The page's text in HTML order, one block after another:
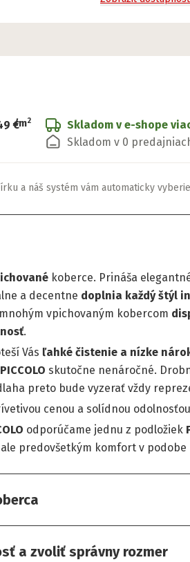
€
/m2 Skladom v e-shope
Skladom v 0
a náš systém vám automaticky
koberce. Prináša
a decentne doplnia každý štýl
vpichovaným kobercom
.
Vás ľahké čistenie a nízke
PICCOLO skutočne nenáročné.
preto bude vyzerať vždy
cenou a solídnou
odporúčame jednu z podložiek
predovšetkým komfort v
a zvoliť správny rozmer